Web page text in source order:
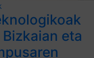
eta